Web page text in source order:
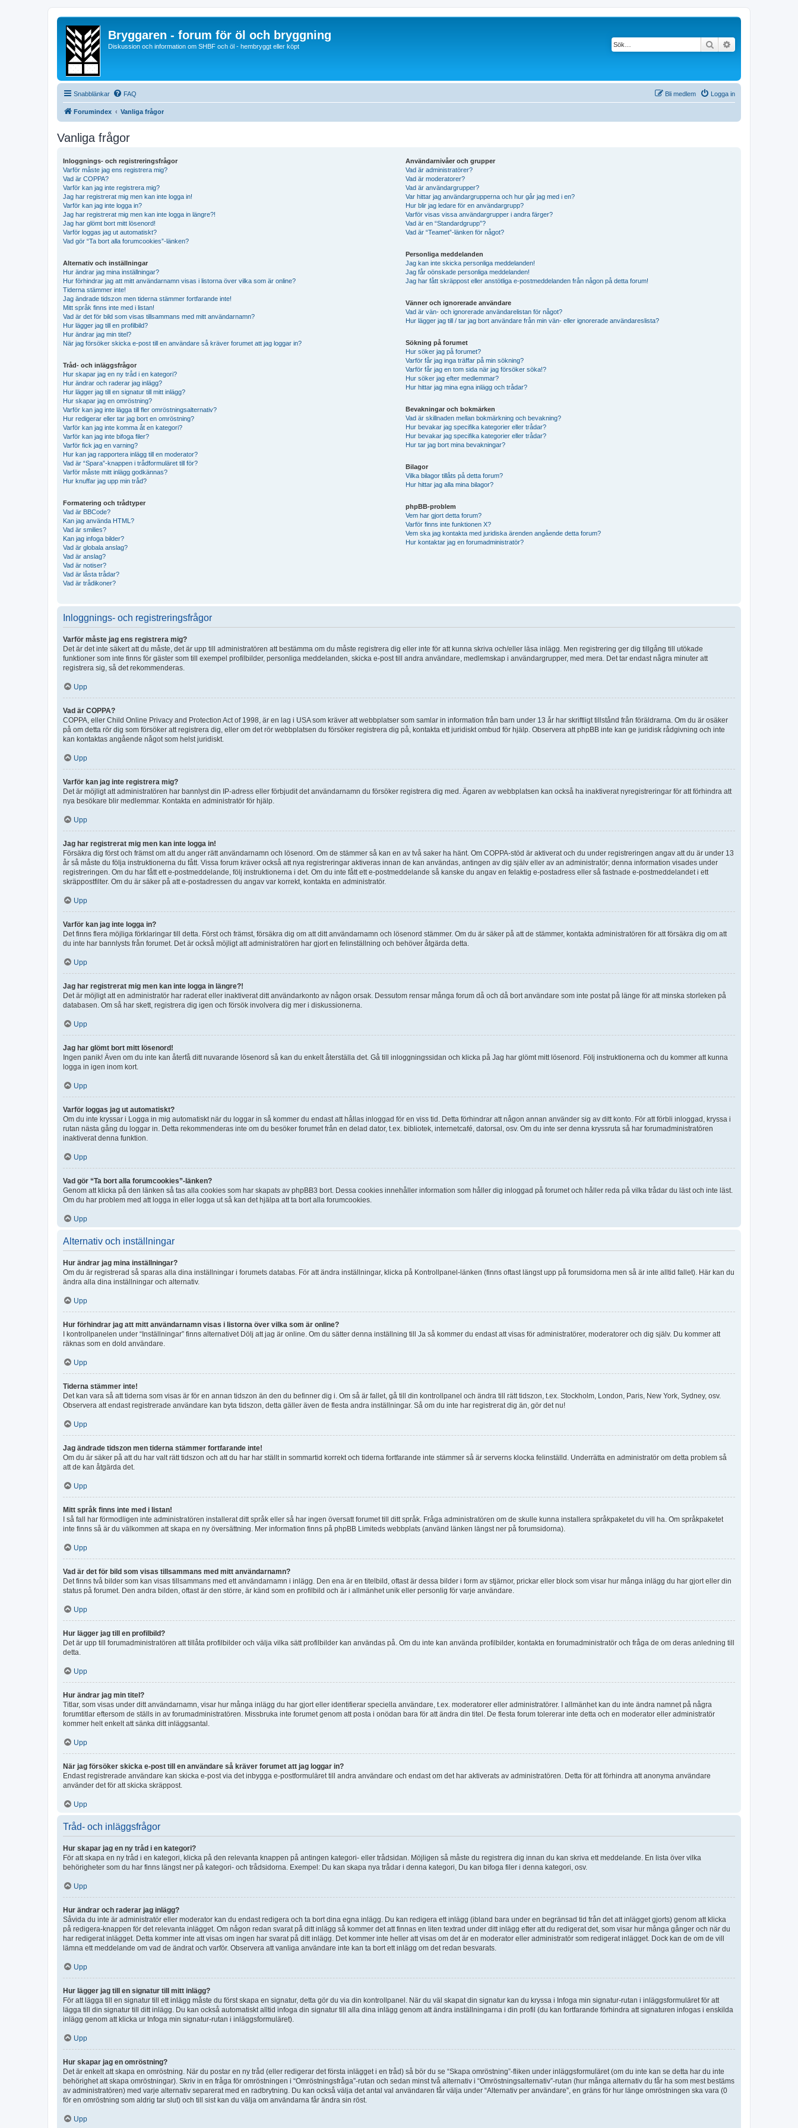
Bryggaren - forum för öl och bryggning
Diskussion och information om SHBF och öl - hembryggt eller köpt Sök
Snabblänkar FAQ Logga in
Bli medlem
Forumindex Vanliga frågor
Vanliga frågor
Inloggnings- och registreringsfrågor
Varför måste jag ens registrera mig?
Vad är COPPA?
Varför kan jag inte registrera mig?
Jag har registrerat mig men kan inte logga in!
Varför kan jag inte logga in?
Jag har registrerat mig men kan inte logga in längre?!
Jag har glömt bort mitt lösenord!
Varför loggas jag ut automatiskt?
Vad gör “Ta bort alla forumcookies”-länken?
Alternativ och inställningar
Hur ändrar jag mina inställningar?
Hur förhindrar jag att mitt användarnamn visas i listorna över vilka som är online?
Tiderna stämmer inte!
Jag ändrade tidszon men tiderna stämmer fortfarande inte!
Mitt språk finns inte med i listan!
Vad är det för bild som visas tillsammans med mitt användarnamn?
Hur lägger jag till en profilbild?
Hur ändrar jag min titel?
När jag försöker skicka e-post till en användare så kräver forumet att jag loggar in?
Tråd- och inläggsfrågor
Hur skapar jag en ny tråd i en kategori?
Hur ändrar och raderar jag inlägg?
Hur lägger jag till en signatur till mitt inlägg?
Hur skapar jag en omröstning?
Varför kan jag inte lägga till fler omröstningsalternativ?
Hur redigerar eller tar jag bort en omröstning?
Varför kan jag inte komma åt en kategori?
Varför kan jag inte bifoga filer?
Varför fick jag en varning?
Hur kan jag rapportera inlägg till en moderator?
Vad är “Spara”-knappen i trådformuläret till för?
Varför måste mitt inlägg godkännas?
Hur knuffar jag upp min tråd?
Formatering och trådtyper
Vad är BBCode?
Kan jag använda HTML?
Vad är smilies?
Kan jag infoga bilder?
Vad är globala anslag?
Vad är anslag?
Vad är notiser?
Vad är låsta trådar?
Vad är trådikoner?
Användarnivåer och grupper
Vad är administratörer?
Vad är moderatorer?
Vad är användargrupper?
Var hittar jag användargrupperna och hur går jag med i en?
Hur blir jag ledare för en användargrupp?
Varför visas vissa användargrupper i andra färger?
Vad är en “Standardgrupp”?
Vad är “Teamet”-länken för något?
Personliga meddelanden
Jag kan inte skicka personliga meddelanden!
Jag får oönskade personliga meddelanden!
Jag har fått skräppost eller anstötliga e-postmeddelanden från någon på detta forum!
Vänner och ignorerade användare
Vad är vän- och ignorerade användarelistan för något?
Hur lägger jag till / tar jag bort användare från min vän- eller ignorerade användareslista?
Sökning på forumet
Hur söker jag på forumet?
Varför får jag inga träffar på min sökning?
Varför får jag en tom sida när jag försöker söka!?
Hur söker jag efter medlemmar?
Hur hittar jag mina egna inlägg och trådar?
Bevakningar och bokmärken
Vad är skillnaden mellan bokmärkning och bevakning?
Hur bevakar jag specifika kategorier eller trådar?
Hur bevakar jag specifika kategorier eller trådar?
Hur tar jag bort mina bevakningar?
Bilagor
Vilka bilagor tillåts på detta forum?
Hur hittar jag alla mina bilagor?
phpBB-problem
Vem har gjort detta forum?
Varför finns inte funktionen X?
Vem ska jag kontakta med juridiska ärenden angående detta forum?
Hur kontaktar jag en forumadministratör?
Inloggnings- och registreringsfrågor
Varför måste jag ens registrera mig?
Det är det inte säkert att du måste, det är upp till administratören att bestämma om du måste registrera dig eller inte för att kunna skriva och/eller läsa inlägg. Men registrering ger dig tillgång till utökade
funktioner som inte finns för gäster som till exempel profilbilder, personliga meddelanden, skicka e-post till andra användare, medlemskap i användargrupper, med mera. Det tar endast några minuter att
registrera sig, så det rekommenderas.
Upp
Vad är COPPA?
COPPA, eller Child Online Privacy and Protection Act of 1998, är en lag i USA som kräver att webbplatser som samlar in information från barn under 13 år har skriftligt tillstånd från föräldrarna. Om du är osäker
på om detta rör dig som försöker att registrera dig, eller om det rör webbplatsen du försöker registrera dig på, kontakta ett juridiskt ombud för hjälp. Observera att phpBB inte kan ge juridisk rådgivning och inte
kan kontaktas angående något som helst juridiskt.
Upp
Varför kan jag inte registrera mig?
Det är möjligt att administratören har bannlyst din IP-adress eller förbjudit det användarnamn du försöker registrera dig med. Ägaren av webbplatsen kan också ha inaktiverat nyregistreringar för att förhindra att
nya besökare blir medlemmar. Kontakta en administratör för hjälp.
Upp
Jag har registrerat mig men kan inte logga in!
Försäkra dig först och främst om att du anger rätt användarnamn och lösenord. Om de stämmer så kan en av två saker ha hänt. Om COPPA-stöd är aktiverat och du under registreringen angav att du är under 13
år så måste du följa instruktionerna du fått. Vissa forum kräver också att nya registreringar aktiveras innan de kan användas, antingen av dig själv eller av an administratör; denna information visades under
registreringen. Om du har fått ett e-postmeddelande, följ instruktionerna i det. Om du inte fått ett e-postmeddelande så kanske du angav en felaktig e-postadress eller så fastnade e-postmeddelandet i ett
skräppostfilter. Om du är säker på att e-postadressen du angav var korrekt, kontakta en administratör.
Upp
Varför kan jag inte logga in?
Det finns flera möjliga förklaringar till detta. Först och främst, försäkra dig om att ditt användarnamn och lösenord stämmer. Om du är säker på att de stämmer, kontakta administratören för att försäkra dig om att
du inte har bannlysts från forumet. Det är också möjligt att administratören har gjort en felinställning och behöver åtgärda detta.
Upp
Jag har registrerat mig men kan inte logga in längre?!
Det är möjligt att en administratör har raderat eller inaktiverat ditt användarkonto av någon orsak. Dessutom rensar många forum då och då bort användare som inte postat på länge för att minska storleken på
databasen. Om så har skett, registrera dig igen och försök involvera dig mer i diskussionerna.
Upp
Jag har glömt bort mitt lösenord!
Ingen panik! Även om du inte kan återfå ditt nuvarande lösenord så kan du enkelt återställa det. Gå till inloggningssidan och klicka på Jag har glömt mitt lösenord. Följ instruktionerna och du kommer att kunna
logga in igen inom kort.
Upp
Varför loggas jag ut automatiskt?
Om du inte kryssar i Logga in mig automatiskt när du loggar in så kommer du endast att hållas inloggad för en viss tid. Detta förhindrar att någon annan använder sig av ditt konto. För att förbli inloggad, kryssa i
rutan nästa gång du loggar in. Detta rekommenderas inte om du besöker forumet från en delad dator, t.ex. bibliotek, internetcafé, datorsal, osv. Om du inte ser denna kryssruta så har forumadministratören
inaktiverat denna funktion.
Upp
Vad gör “Ta bort alla forumcookies”-länken?
Genom att klicka på den länken så tas alla cookies som har skapats av phpBB3 bort. Dessa cookies innehåller information som håller dig inloggad på forumet och håller reda på vilka trådar du läst och inte läst.
Om du har problem med att logga in eller logga ut så kan det hjälpa att ta bort alla forumcookies.
Upp
Alternativ och inställningar
Hur ändrar jag mina inställningar?
Om du är registrerad så sparas alla dina inställningar i forumets databas. För att ändra inställningar, klicka på Kontrollpanel-länken (finns oftast längst upp på forumsidorna men så är inte alltid fallet). Här kan du
ändra alla dina inställningar och alternativ.
Upp
Hur förhindrar jag att mitt användarnamn visas i listorna över vilka som är online?
I kontrollpanelen under “Inställningar” finns alternativet Dölj att jag är online. Om du sätter denna inställning till Ja så kommer du endast att visas för administratörer, moderatorer och dig själv. Du kommer att
räknas som en dold användare.
Upp
Tiderna stämmer inte!
Det kan vara så att tiderna som visas är för en annan tidszon än den du befinner dig i. Om så är fallet, gå till din kontrollpanel och ändra till rätt tidszon, t.ex. Stockholm, London, Paris, New York, Sydney, osv.
Observera att endast registrerade användare kan byta tidszon, detta gäller även de flesta andra inställningar. Så om du inte har registrerat dig än, gör det nu!
Upp
Jag ändrade tidszon men tiderna stämmer fortfarande inte!
Om du är säker på att du har valt rätt tidszon och att du har har ställt in sommartid korrekt och tiderna fortfarande inte stämmer så är serverns klocka felinställd. Underrätta en administratör om detta problem så
att de kan åtgärda det.
Upp
Mitt språk finns inte med i listan!
I så fall har förmodligen inte administratören installerat ditt språk eller så har ingen översatt forumet till ditt språk. Fråga administratören om de skulle kunna installera språkpaketet du vill ha. Om språkpaketet
inte finns så är du välkommen att skapa en ny översättning. Mer information finns på phpBB Limiteds webbplats (använd länken längst ner på forumsidorna).
Upp
Vad är det för bild som visas tillsammans med mitt användarnamn?
Det finns två bilder som kan visas tillsammans med ett användarnamn i inlägg. Den ena är en titelbild, oftast är dessa bilder i form av stjärnor, prickar eller block som visar hur många inlägg du har gjort eller din
status på forumet. Den andra bilden, oftast är den större, är känd som en profilbild och är i allmänhet unik eller personlig för varje användare.
Upp
Hur lägger jag till en profilbild?
Det är upp till forumadministratören att tillåta profilbilder och välja vilka sätt profilbilder kan användas på. Om du inte kan använda profilbilder, kontakta en forumadministratör och fråga de om deras anledning till
detta.
Upp
Hur ändrar jag min titel?
Titlar, som visas under ditt användarnamn, visar hur många inlägg du har gjort eller identifierar speciella användare, t.ex. moderatorer eller administratörer. I allmänhet kan du inte ändra namnet på några
forumtitlar eftersom de ställs in av forumadministratören. Missbruka inte forumet genom att posta i onödan bara för att ändra din titel. De flesta forum tolererar inte detta och en moderator eller administratör
kommer helt enkelt att sänka ditt inläggsantal.
Upp
När jag försöker skicka e-post till en användare så kräver forumet att jag loggar in?
Endast registrerade användare kan skicka e-post via det inbygga e-postformuläret till andra användare och endast om det har aktiverats av administratören. Detta för att förhindra att anonyma användare
använder det för att skicka skräppost.
Upp
Tråd- och inläggsfrågor
Hur skapar jag en ny tråd i en kategori?
För att skapa en ny tråd i en kategori, klicka på den relevanta knappen på antingen kategori- eller trådsidan. Möjligen så måste du registrera dig innan du kan skriva ett meddelande. En lista över vilka
behörigheter som du har finns längst ner på kategori- och trådsidorna. Exempel: Du kan skapa nya trådar i denna kategori, Du kan bifoga filer i denna kategori, osv.
Upp
Hur ändrar och raderar jag inlägg?
Såvida du inte är administratör eller moderator kan du endast redigera och ta bort dina egna inlägg. Du kan redigera ett inlägg (ibland bara under en begränsad tid från det att inlägget gjorts) genom att klicka
på redigera-knappen för det relevanta inlägget. Om någon redan svarat på ditt inlägg så kommer det att finnas en liten textrad under ditt inlägg efter att du redigerat det, som visar hur många gånger och när du
har redigerat inlägget. Detta kommer inte att visas om ingen har svarat på ditt inlägg. Det kommer inte heller att visas om det är en moderator eller administratör som redigerat inlägget. Dock kan de om de vill
lämna ett meddelande om vad de ändrat och varför. Observera att vanliga användare inte kan ta bort ett inlägg om det redan besvarats.
Upp
Hur lägger jag till en signatur till mitt inlägg?
För att lägga till en signatur till ett inlägg måste du först skapa en signatur, detta gör du via din kontrollpanel. När du väl skapat din signatur kan du kryssa i Infoga min signatur-rutan i inläggsformuläret för att
lägga till din signatur till ditt inlägg. Du kan också automatiskt alltid infoga din signatur till alla dina inlägg genom att ändra inställningarna i din profil (du kan fortfarande förhindra att signaturen infogas i enskilda
inlägg genom att klicka ur Infoga min signatur-rutan i inläggsformuläret).
Upp
Hur skapar jag en omröstning?
Det är enkelt att skapa en omröstning. När du postar en ny tråd (eller redigerar det första inlägget i en tråd) så bör du se “Skapa omröstning”-fliken under inläggsformuläret (om du inte kan se detta har du inte
behörighet att skapa omröstningar). Skriv in en fråga för omröstningen i “Omröstningsfråga”-rutan och sedan minst två alternativ i “Omröstningsalternativ”-rutan (hur många alternativ du får ha som mest bestäms
av administratören) med varje alternativ separerat med en radbrytning. Du kan också välja det antal val användaren får välja under “Alternativ per användare”, en gräns för hur länge omröstningen ska vara (0
för en omröstning som aldrig tar slut) och till sist kan du välja om användarna får ändra sin röst.
Upp